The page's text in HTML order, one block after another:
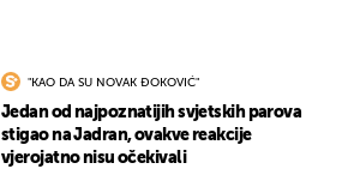
"KAO DA SU NOVAK ĐOKOVIĆ"
Jedan od najpoznatijih svjetskih parova
stigao na Jadran, ovakve reakcije
vjerojatno nisu očekivali